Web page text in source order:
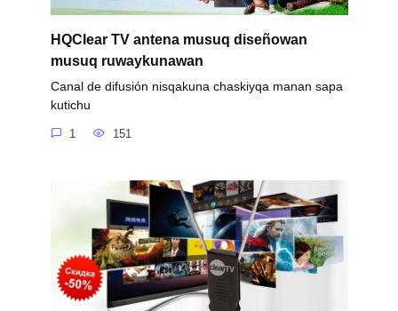
HQClear TV antena musuq diseñowan
musuq ruwaykunawan
Canal de difusión nisqakuna chaskiyqa manan sapa
kutichu
1 151